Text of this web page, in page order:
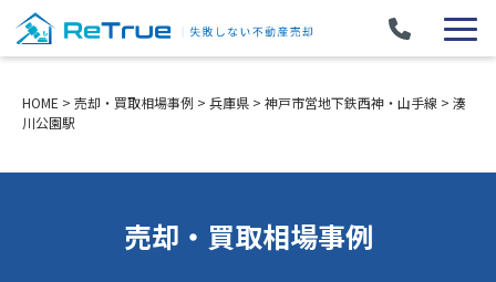
HOME > 売却・買取相場事例 > 兵庫県 > 神戸市営地下鉄西神・山手線 > 湊
川公園駅
売却・買取相場事例